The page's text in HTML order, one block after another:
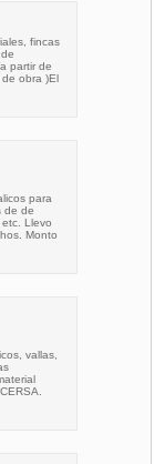
fincas
partir de
obra )El
para
de de
Llevo
Monto
vallas,